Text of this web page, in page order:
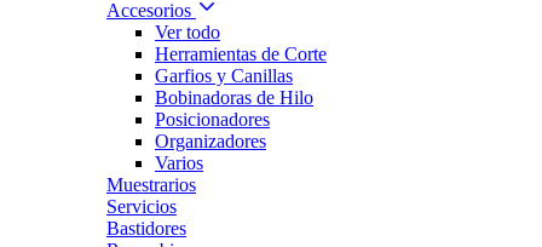
Accesorios
Ver todo
Herramientas de Corte
Garfios y Canillas
Bobinadoras de Hilo
Posicionadores
Organizadores
Varios
Muestrarios
Servicios
Bastidores